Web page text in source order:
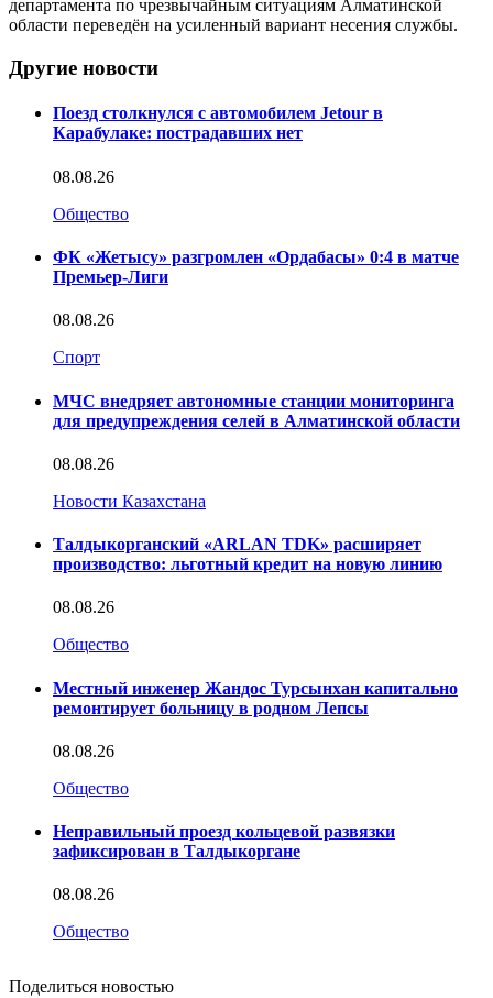
департамента по чрезвычайным ситуациям Алматинской
области переведён на усиленный вариант несения службы.
Другие новости
Поезд столкнулся с автомобилем Jetour в
Карабулаке: пострадавших нет
08.08.26
Общество
ФК «Жетысу» разгромлен «Ордабасы» 0:4 в матче
Премьер-Лиги
08.08.26
Спорт
МЧС внедряет автономные станции мониторинга
для предупреждения селей в Алматинской области
08.08.26
Новости Казахстана
Талдыкорганский «ARLAN TDK» расширяет
производство: льготный кредит на новую линию
08.08.26
Общество
Местный инженер Жандос Турсынхан капитально
ремонтирует больницу в родном Лепсы
08.08.26
Общество
Неправильный проезд кольцевой развязки
зафиксирован в Талдыкоргане
08.08.26
Общество
Поделиться новостью